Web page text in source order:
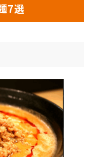
7選